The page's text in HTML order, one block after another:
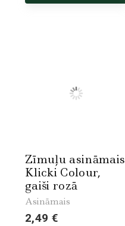
Zīmuļu asināmais
Klicki Colour,
gaiši rozā
Asināmais
2,49 €